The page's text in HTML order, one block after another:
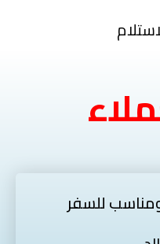
للسفر